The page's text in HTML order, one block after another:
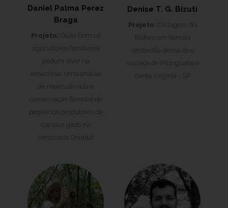
Daniel Palma Perez
Braga
Projeto: Quão bem os
agricultores familiares
podem viver na
Amazônia: uma análise
de meios de vida e
conservação florestal de
pequenos produtores de
cacau e gado na
Amazônia Oriental
Denise T. G. Bizuti
Projeto: Ciclagem do
fósforo em floresta
ombrófila densa dos
núcleos de Picinguaba e
Santa Virgínia - SP